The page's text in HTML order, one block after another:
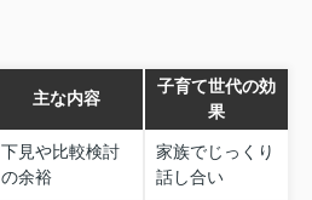
主な内容
子育て世代の効
果
下見や比較検討
の余裕
家族でじっくり
話し合い